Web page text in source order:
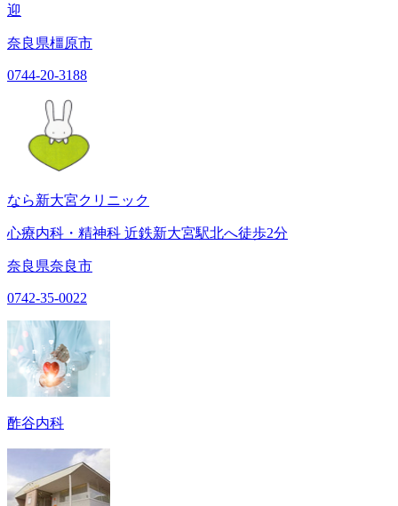
迎
奈良県橿原市
0744-20-3188
なら新大宮クリニック
心療内科・精神科 近鉄新大宮駅北へ徒歩2分
奈良県奈良市
0742-35-0022
酢谷内科